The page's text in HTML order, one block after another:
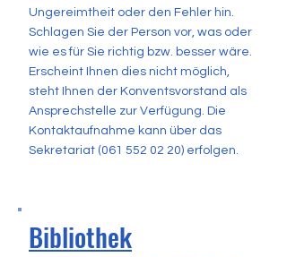
Ungereimtheit oder den Fehler hin.
Schlagen Sie der Person vor, was oder
wie es für Sie richtig bzw. besser wäre.
Erscheint Ihnen dies nicht möglich,
steht Ihnen der Konventsvorstand als
Ansprechstelle zur Verfügung. Die
Kontaktaufnahme kann über das
Sekretariat (061 552 02 20) erfolgen.
Bibliothek